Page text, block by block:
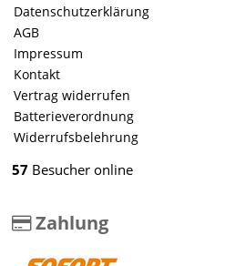
Datenschutzerklärung
AGB
Impressum
Kontakt
Vertrag widerrufen
Batterieverordnung
Widerrufsbelehrung
57 Besucher online
Zahlung